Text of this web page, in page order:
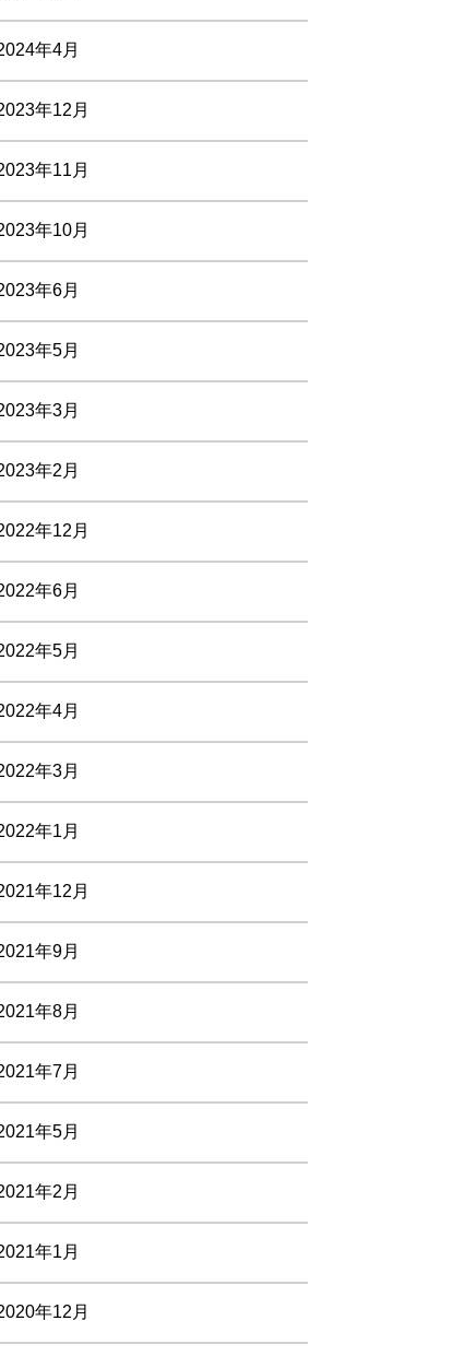
年4月
年12月
年11月
年10月
年6月
年5月
年3月
年2月
年12月
年6月
年5月
年4月
年3月
年1月
年12月
年9月
年8月
年7月
年5月
年2月
年1月
年12月